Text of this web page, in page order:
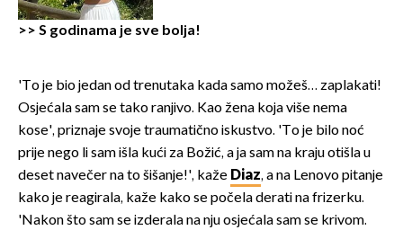
>> S godinama je sve bolja!
'To je bio jedan od trenutaka kada samo možeš… zaplakati!
Osjećala sam se tako ranjivo. Kao žena koja više nema
kose', priznaje svoje traumatično iskustvo. 'To je bilo noć
prije nego li sam išla kući za Božić, a ja sam na kraju otišla u
deset navečer na to šišanje!', kaže Diaz, a na Lenovo pitanje
kako je reagirala, kaže kako se počela derati na frizerku.
'Nakon što sam se izderala na nju osjećala sam se krivom.